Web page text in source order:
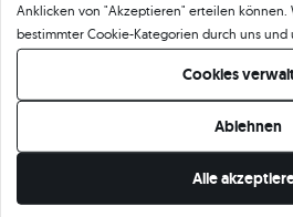
Europa
GEPRÜFTE BEWERTUNGEN
10 468
Anklicken von "Akzeptieren" erteilen können.
bestimmter Cookie-Kategorien durch uns und
möchten, klicken Sie auf "Lassen Sie mich
Präferenzen. Sie können Ihre Zustimmung
Ihre Cookie-Einstellungen ändern.
Cookies
Ablehnen
Alle